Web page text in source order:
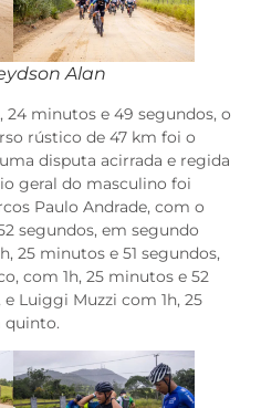
Alan
minutos e 49 segundos, o
rústico de 47 km foi o
disputa acirrada e regida
geral do masculino foi
Paulo Andrade, com o
segundos, em segundo
25 minutos e 51 segundos,
com 1h, 25 minutos e 52
Luiggi Muzzi com 1h, 25
quinto.